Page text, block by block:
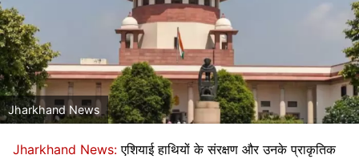
Jharkhand News
Jharkhand News: एशियाई हाथियों के संरक्षण और उनके प्राकृतिक